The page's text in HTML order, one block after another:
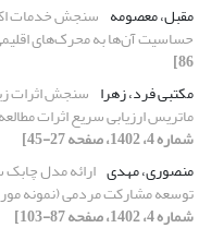
مقبل، معصومه سنجش خدمات
حساسیت آن‌ها به محرک‌های
86]
مکتبی فرد، زهرا سنجش اثرات
ماتریس ارزیابی سریع اثرات
شماره 4، 1402، صفحه 27-45]
منصوری، مهدی ارائه مدل
توسعه مشارکت مردمی (نمونه
شماره 4، 1402، صفحه 87-103]